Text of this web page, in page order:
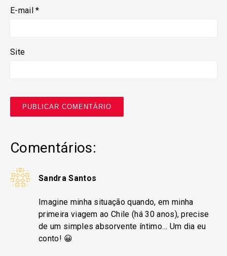
E-mail*
Site
Comentários:
Sandra Santos
Imagine minha situação quando, em minha
primeira viagem ao Chile (há 30 anos), precise
de um simples absorvente íntimo… Um dia eu
conto! 😀